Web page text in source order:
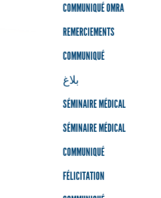
COMMUNIQUÉ OMRA
REMERCIEMENTS
COMMUNIQUÉ
بلاغ
SÉMINAIRE MÉDICAL
SÉMINAIRE MÉDICAL
COMMUNIQUÉ
FÉLICITATION